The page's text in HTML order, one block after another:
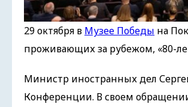
29 октября в Музее Победы на
проживающих за рубежом, «80-
Министр иностранных дел
Конференции. В своем